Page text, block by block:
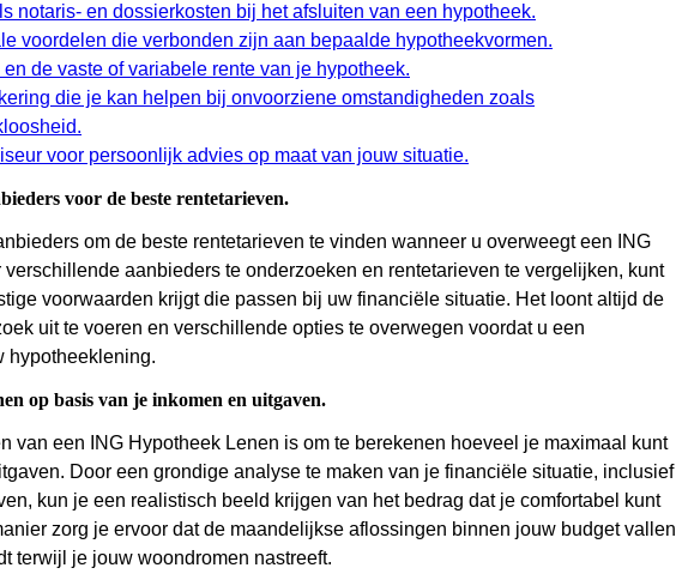
notaris- en dossierkosten bij het afsluiten van een hypotheek.
voordelen die verbonden zijn aan bepaalde hypotheekvormen.
de vaste of variabele rente van je hypotheek.
die je kan helpen bij onvoorziene omstandigheden zoals
voor persoonlijk advies op maat van jouw situatie.
voor de beste rentetarieven.
om de beste rentetarieven te vinden wanneer u overweegt een ING
aanbieders te onderzoeken en rentetarieven te vergelijken, kunt
voorwaarden krijgt die passen bij uw financiële situatie. Het loont altijd de
uit te voeren en verschillende opties te overwegen voordat u een
hypotheeklening.
op basis van je inkomen en uitgaven.
van een ING Hypotheek Lenen is om te berekenen hoeveel je maximaal kunt
Door een grondige analyse te maken van je financiële situatie, inclusief
kun je een realistisch beeld krijgen van het bedrag dat je comfortabel kunt
zorg je ervoor dat de maandelijkse aflossingen binnen jouw budget vallen
terwijl je jouw woondromen nastreeft.